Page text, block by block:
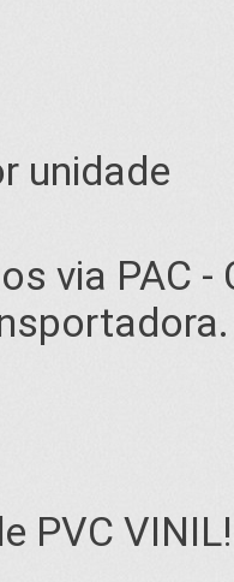
unidade
via PAC -
PVC VINIL!